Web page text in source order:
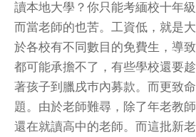
讀本地大學？你只能考緬校十年級
而當老師的也苦。工資低，就是
於各校有不同數目的免費生，導
都可能承擔不了，有些學校還要
著孩子到臘戌巿內募款。而更致
題。由於老師難尋，除了年老教
還在就讀高中的老師。而這批新